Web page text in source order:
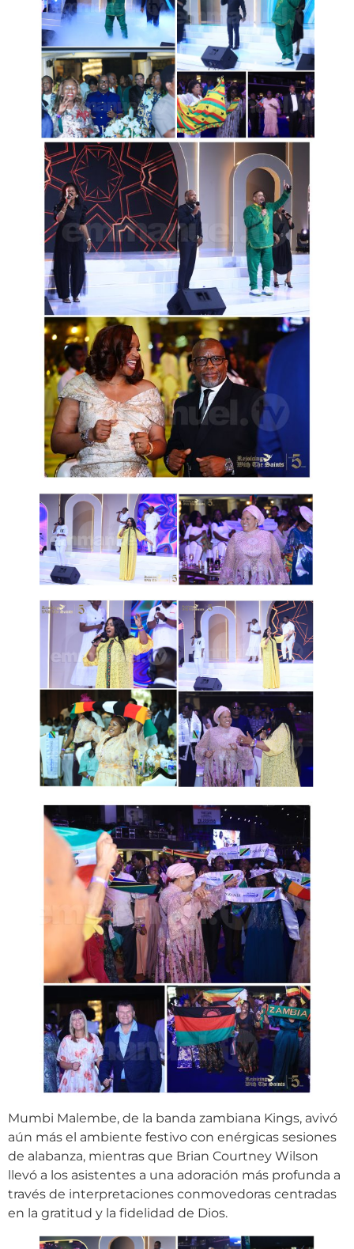
Mumbi Malembe, de la banda zambiana Kings, avivó
aún más el ambiente festivo con enérgicas sesiones
de alabanza, mientras que Brian Courtney Wilson
llevó a los asistentes a una adoración más profunda a
través de interpretaciones conmovedoras centradas
en la gratitud y la fidelidad de Dios.